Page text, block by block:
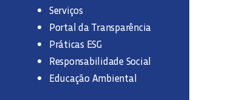
Serviços
Portal da Transparência
Práticas ESG
Responsabilidade Social
Educação Ambiental